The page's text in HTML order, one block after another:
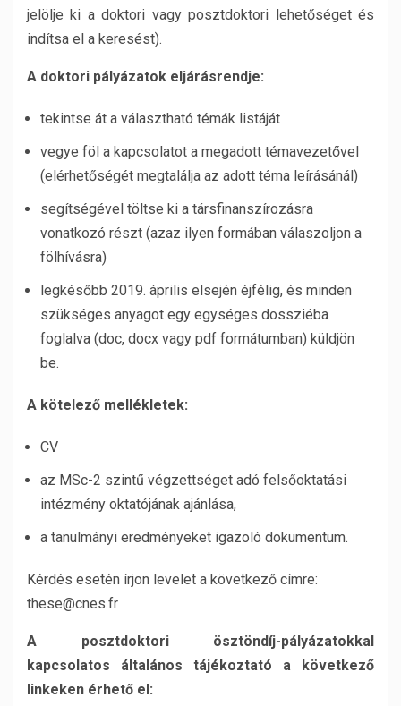
jelölje ki a doktori vagy posztdoktori lehetőséget és
indítsa el a keresést).
A doktori pályázatok eljárásrendje:
tekintse át a választható témák listáját
vegye föl a kapcsolatot a megadott témavezetővel
(elérhetőségét megtalálja az adott téma leírásánál)
segítségével töltse ki a társfinanszírozásra
vonatkozó részt (azaz ilyen formában válaszoljon a
fölhívásra)
legkésőbb 2019. április elsején éjfélig, és minden
szükséges anyagot egy egységes dossziéba
foglalva (doc, docx vagy pdf formátumban) küldjön
be.
A kötelező mellékletek:
CV
az MSc-2 szintű végzettséget adó felsőoktatási
intézmény oktatójának ajánlása,
a tanulmányi eredményeket igazoló dokumentum.
Kérdés esetén írjon levelet a következő címre:
these@cnes.fr
A posztdoktori ösztöndíj-pályázatokkal
kapcsolatos általános tájékoztató a következő
linkeken érhető el: